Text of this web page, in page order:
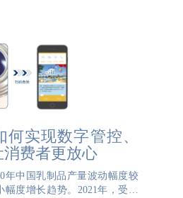
元素构成图案，象征着吉祥如
实现数字管控、
费者更放心
年中国乳制品产量波动幅度较
幅度增长趋势。2021年，受新